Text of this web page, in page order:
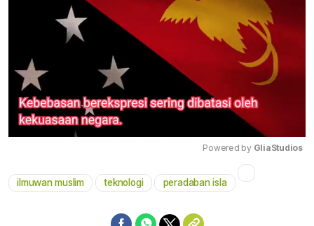
Powered by GliaStudios
ilmuwan muslim teknologi peradaban isla